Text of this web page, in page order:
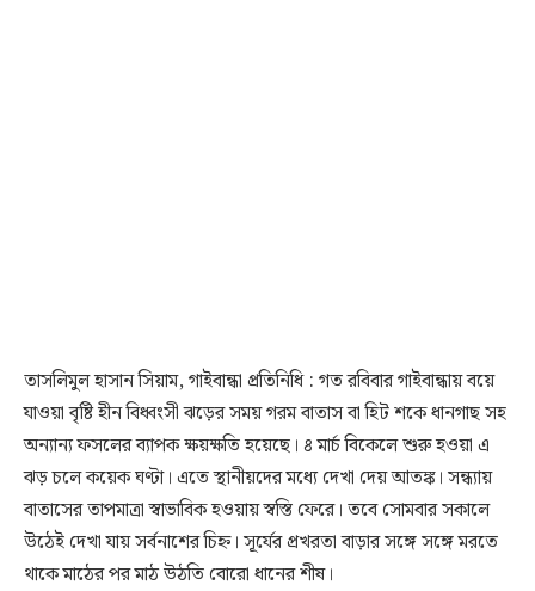
তাসলিমুল হাসান সিয়াম, গাইবান্ধা প্রতিনিধি : গত রবিবার গাইবান্ধায় বয়ে
যাওয়া বৃষ্টি হীন বিধ্বংসী ঝড়ের সময় গরম বাতাস বা হিট শকে ধানগাছ সহ
অন্যান্য ফসলের ব্যাপক ক্ষয়ক্ষতি হয়েছে। ৪ মার্চ বিকেলে শুরু হওয়া এ
ঝড় চলে কয়েক ঘণ্টা। এতে স্থানীয়দের মধ্যে দেখা দেয় আতঙ্ক। সন্ধ্যায়
বাতাসের তাপমাত্রা স্বাভাবিক হওয়ায় স্বস্তি ফেরে। তবে সোমবার সকালে
উঠেই দেখা যায় সর্বনাশের চিহ্ন। সূর্যের প্রখরতা বাড়ার সঙ্গে সঙ্গে মরতে
থাকে মাঠের পর মাঠ উঠতি বোরো ধানের শীষ।